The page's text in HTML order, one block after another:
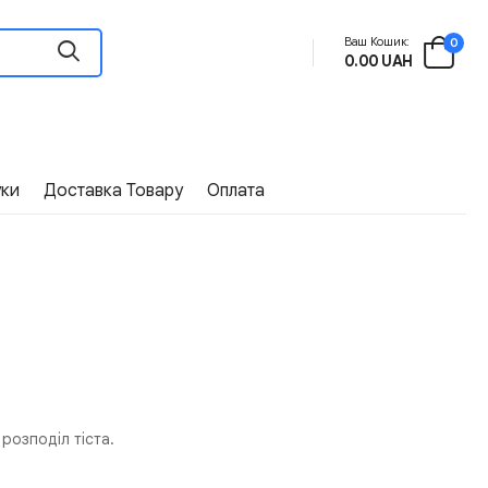
Ваш Кошик:
0.00 UAH
0
Доставка Товару Оплата
тіста.